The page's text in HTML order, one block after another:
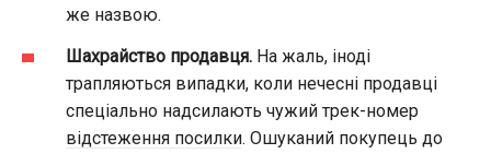
же назвою.
Шахрайство продавця. На жаль, іноді
трапляються випадки, коли нечесні продавці
спеціально надсилають чужий трек-номер
відстеження посилки. Ошуканий покупець до